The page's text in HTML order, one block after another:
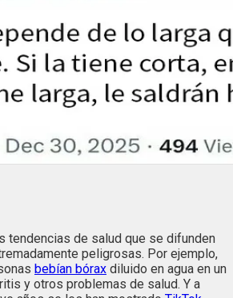
tendencias de salud que se difunden
peligrosas. Por ejemplo,
bebían bórax diluido en agua en un
y otros problemas de salud. Y a